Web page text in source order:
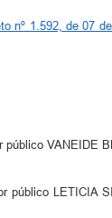
nº 1.592, de 07
público VANEIDE
público LETICIA